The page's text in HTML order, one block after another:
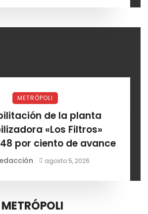
METRÓPOLI
de la planta
«Los Filtros»
por ciento de avance
agosto 5, 2026
METRÓPOLI